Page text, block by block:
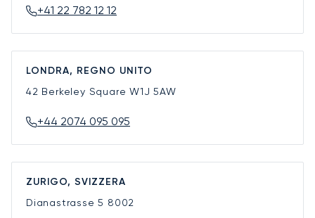
+41 22 782 12 12
LONDRA, REGNO UNITO
42 Berkeley SquareW1J 5AW
+44 2074 095 095
ZURIGO, SVIZZERA
Dianastrasse 5 8002